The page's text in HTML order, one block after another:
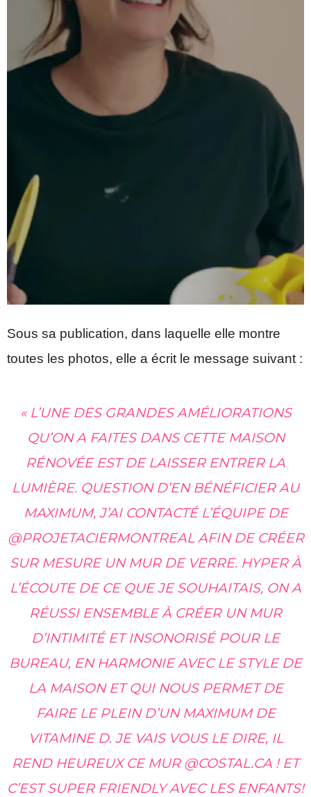
Sous sa publication, dans laquelle elle montre
toutes les photos, elle a écrit le message suivant :
« L’UNE DES GRANDES AMÉLIORATIONS
QU’ON A FAITES DANS CETTE MAISON
RÉNOVÉE EST DE LAISSER ENTRER LA
LUMIÈRE. QUESTION D’EN BÉNÉFICIER AU
MAXIMUM, J’AI CONTACTÉ L’ÉQUIPE DE
@PROJETACIERMONTREAL AFIN DE CRÉER
SUR MESURE UN MUR DE VERRE. HYPER À
L’ÉCOUTE DE CE QUE JE SOUHAITAIS, ON A
RÉUSSI ENSEMBLE À CRÉER UN MUR
D’INTIMITÉ ET INSONORISÉ POUR LE
BUREAU, EN HARMONIE AVEC LE STYLE DE
LA MAISON ET QUI NOUS PERMET DE
FAIRE LE PLEIN D’UN MAXIMUM DE
VITAMINE D. JE VAIS VOUS LE DIRE, IL
REND HEUREUX CE MUR @COSTAL.CA ! ET
C’EST SUPER FRIENDLY AVEC LES ENFANTS!